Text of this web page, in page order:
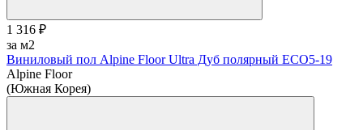
1 316 ₽
за м2
Виниловый пол Alpine Floor Ultra Дуб полярный ЕСО5-19
Alpine Floor
(Южная Корея)